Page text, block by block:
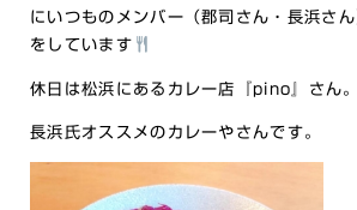
にいつものメンバー（郡司さん・長浜さ
をしています
休日は松浜にあるカレー店『pino』さん。
長浜氏オススメのカレーやさんです。